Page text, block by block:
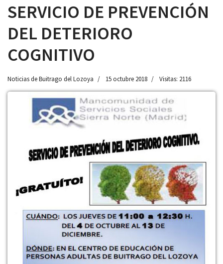
SERVICIO DE PREVENCIÓN
DEL DETERIORO
COGNITIVO
Noticias de Buitrago del Lozoya 15 octubre 2018 Visitas: 2116